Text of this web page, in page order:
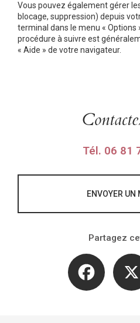
Vous pouvez également gérer
blocage, suppression) depuis
terminal dans le menu « Options
procédure à suivre est
« Aide » de votre navigateur.
Tél. 06 81
ENVOYER UN
Partagez
Facebook